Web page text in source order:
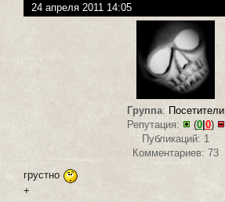
24 апреля 2011 14:05
Группа: Посетители
Репутация:
(0| 0)
Публикаций: 1
Комментариев: 73
грустно
+